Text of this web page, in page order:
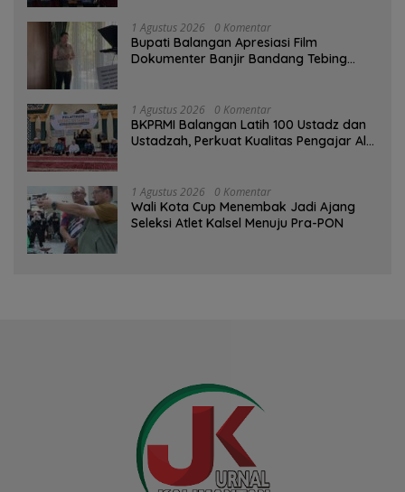
1 Agustus 2026 0 Komentar
Bupati Balangan Apresiasi Film
Dokumenter Banjir Bandang Tebing
1 Agustus 2026 0 Komentar
BKPRMI Balangan Latih 100 Ustadz dan
Ustadzah, Perkuat Kualitas Pengajar Al-
1 Agustus 2026 0 Komentar
Wali Kota Cup Menembak Jadi Ajang
Seleksi Atlet Kalsel Menuju Pra-PON